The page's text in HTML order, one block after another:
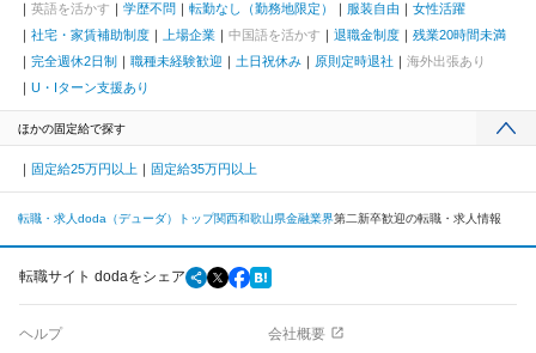
英語を活かす
学歴不問 転勤なし（勤務地限定） 服装自由
女性活躍
社宅・家賃補助制度
上場企業 中国語を活かす 退職金制度
残業20時間未満
完全週休2日制
職種未経験歓迎 土日祝休み 原則定時退社
海外出張あり
U・Iターン支援あり
ほかの固定給で探す
固定給25万円以上 固定給35万円以上
転職・求人doda（デューダ）トップ関西和歌山県金融業界第二新卒歓迎の転職・求人情報
転職サイト dodaをシェア
ヘルプ 会社概要